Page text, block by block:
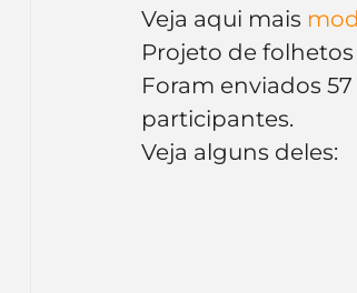
Veja aqui mais
Projeto de
Foram enviados
participantes.
Veja alguns deles: